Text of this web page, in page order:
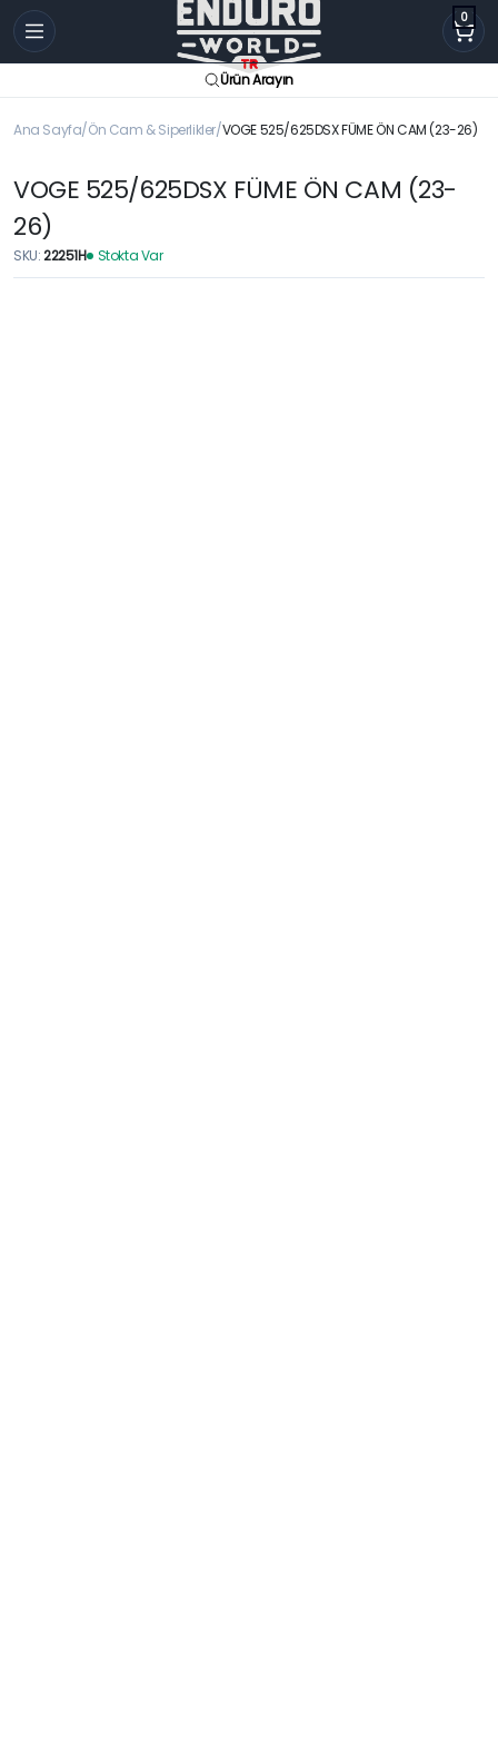
0
Ürün Arayın
Ana Sayfa Ön Cam & Siperlikler VOGE 525/625DSX FÜME ÖN CAM (23-26)
VOGE 525/625DSX FÜME ÖN CAM (23-
26)
SKU:22251H Stokta Var